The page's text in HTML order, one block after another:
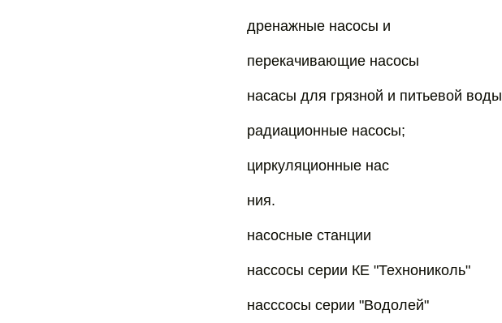
дренажные насосы и
перекачивающие насосы
насасы для грязной и питьевой воды
радиационные насосы;
циркуляционные нас
ния.
насосные станции
нассосы серии КЕ "Технониколь"
насссосы серии "Водолей"